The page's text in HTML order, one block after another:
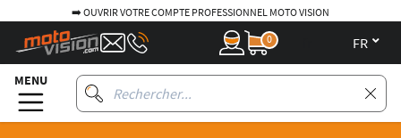
➡️ OUVRIR VOTRE COMPTE PROFESSIONNEL MOTO VISION
0
MENU